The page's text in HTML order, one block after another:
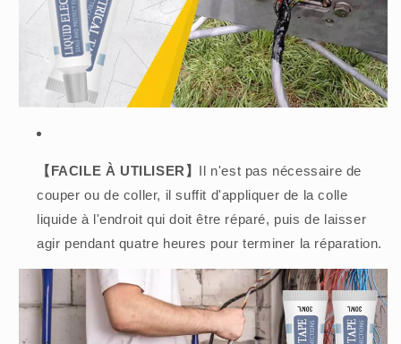
【FACILE À UTILISER】 Il n'est pas nécessaire de
couper ou de coller, il suffit d'appliquer de la colle
liquide à l'endroit qui doit être réparé, puis de laisser
agir pendant quatre heures pour terminer la réparation.